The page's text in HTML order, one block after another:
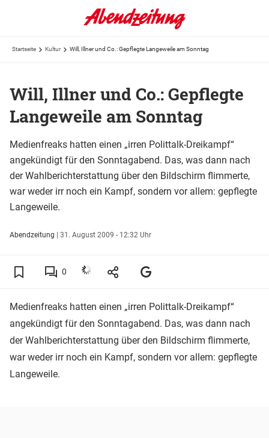
Startseite Kultur Will, Illner und Co.: Gepflegte Langeweile am Sonntag
Will, Illner und Co.: Gepflegte
Langeweile am Sonntag
Medienfreaks hatten einen „irren Polittalk-Dreikampf“
angekündigt für den Sonntagabend. Das, was dann nach
der Wahlberichterstattung über den Bildschirm flimmerte,
war weder irr noch ein Kampf, sondern vor allem: gepflegte
Langeweile.
Abendzeitung | 31. August 2009 - 12:32 Uhr
0
Medienfreaks hatten einen „irren Polittalk-Dreikampf“
angekündigt für den Sonntagabend. Das, was dann nach
der Wahlberichterstattung über den Bildschirm flimmerte,
war weder irr noch ein Kampf, sondern vor allem: gepflegte
Langeweile.